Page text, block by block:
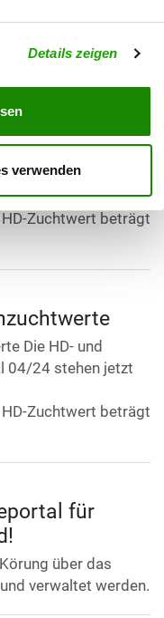
Details zeigen
verwenden
kommen.
01/25 stehen jetzt
Zuchtwert beträgt
Die HD- und
04/24 stehen jetzt
Zuchtwert beträgt
für
über das
verwaltet werden.